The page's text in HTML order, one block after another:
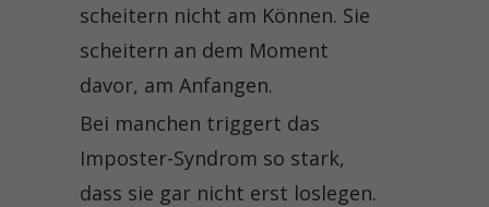
scheitern nicht am Können. Sie
scheitern an dem Moment
davor, am Anfangen.
Bei manchen triggert das
Imposter-Syndrom so stark,
dass sie gar nicht erst loslegen.